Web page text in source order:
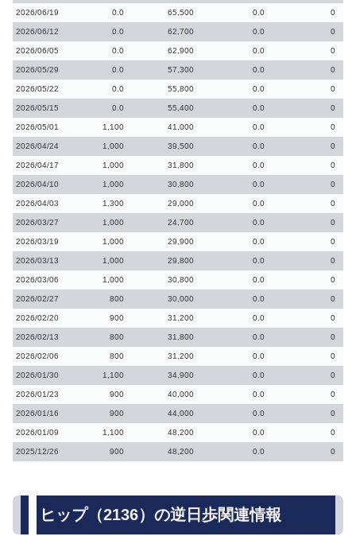
2026/06/19 0.0 65,500 0.0 0
2026/06/12 0.0 62,700 0.0 0
2026/06/05 0.0 62,900 0.0 0
2026/05/29 0.0 57,300 0.0 0
2026/05/22 0.0 55,800 0.0 0
2026/05/15 0.0 55,400 0.0 0
2026/05/01 1,100 41,000 0.0 0
2026/04/24 1,000 39,500 0.0 0
2026/04/17 1,000 31,800 0.0 0
2026/04/10 1,000 30,800 0.0 0
2026/04/03 1,300 29,000 0.0 0
2026/03/27 1,000 24,700 0.0 0
2026/03/19 1,000 29,900 0.0 0
2026/03/13 1,000 29,800 0.0 0
2026/03/06 1,000 30,800 0.0 0
2026/02/27 800 30,000 0.0 0
2026/02/20 900 31,200 0.0 0
2026/02/13 800 31,800 0.0 0
2026/02/06 800 31,200 0.0 0
2026/01/30 1,100 34,900 0.0 0
2026/01/23 900 40,000 0.0 0
2026/01/16 900 44,000 0.0 0
2026/01/09 1,100 48,200 0.0 0
2025/12/26 900 48,200 0.0 0
ヒップ（2136）の逆日歩関連情報